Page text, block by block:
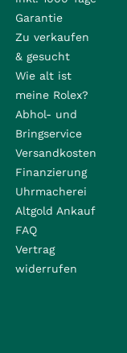
Garantie
Zu verkaufen
& gesucht
Wie alt ist
meine Rolex?
Abhol- und
Bringservice
Versandkosten
Finanzierung
Uhrmacherei
Altgold Ankauf
FAQ
Vertrag
widerrufen